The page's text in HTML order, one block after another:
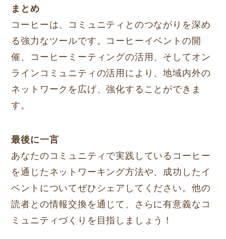
まとめ
コーヒーは、コミュニティとのつながりを深め
る強力なツールです。コーヒーイベントの開
催、コーヒーミーティングの活用、そしてオン
ラインコミュニティの活用により、地域内外の
ネットワークを広げ、強化することができま
す。
最後に一言
あなたのコミュニティで実践しているコーヒー
を通じたネットワーキング方法や、成功したイ
ベントについてぜひシェアしてください。他の
読者との情報交換を通じて、さらに有意義なコ
ミュニティづくりを目指しましょう！